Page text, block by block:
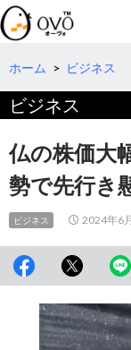
検
索
コ
テ
へ
ホーム > ビジネス
ビジネス
仏の株価大
勢で先行き
ビジネス 2024年6